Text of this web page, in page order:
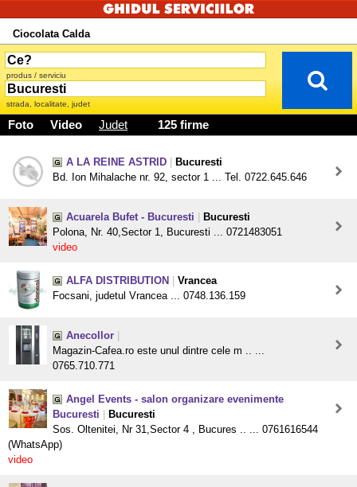
Ciocolata Calda
produs / serviciu
strada, localitate, judet
Foto Video Judet 125 firme
A LA REINE ASTRID
Bucuresti
Bd. Ion Mihalache nr. 92, sector 1 ... Tel. 0722.645.646
Acuarela Bufet - Bucuresti
Bucuresti
Polona, Nr. 40,Sector 1, Bucuresti ... 0721483051
video
ALFA DISTRIBUTION
Vrancea
Focsani, judetul Vrancea ... 0748.136.159
Anecollor
Magazin-Cafea.ro este unul dintre cele m .. ...
0765.710.771
Angel Events - salon organizare evenimente
Bucuresti
Bucuresti
Sos. Oltenitei, Nr 31,Sector 4 , Bucures .. ... 0761616544
(WhatsApp)
video